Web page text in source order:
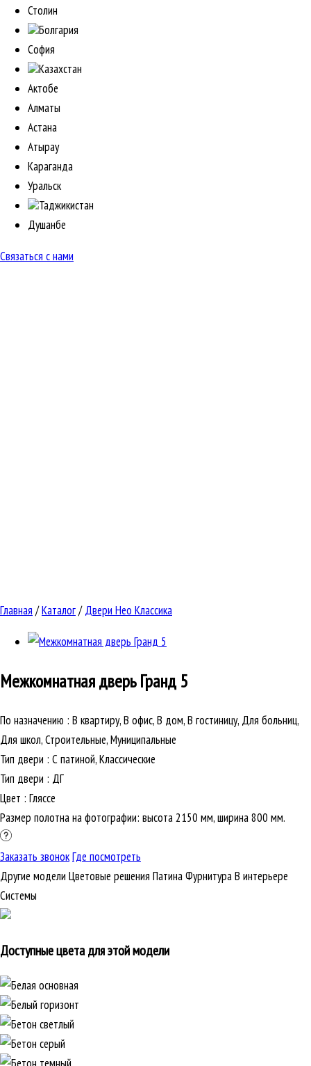
Столин
Болгария
София
Казахстан
Актобе
Алматы
Астана
Атырау
Караганда
Уральск
Таджикистан
Душанбе
Связаться с нами
Главная /Каталог/Двери Нео Классика
Межкомнатная дверь Гранд 5
По назначению : В квартиру, В офис, В дом, В гостиницу, Для больниц,
Для школ, Строительные, Муниципальные
Тип двери : С патиной, Классические
Тип двери : ДГ
Цвет : Гляссе
Размер полотна на фотографии: высота 2150 мм, ширина 800 мм.
Заказать звонокГде посмотреть
Другие модели Цветовые решения ПатинаФурнитураВ интерьере
Cистемы
Доступные цвета для этой модели